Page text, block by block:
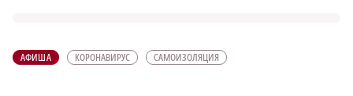
АФИША КОРОНАВИРУС САМОИЗОЛЯЦИЯ